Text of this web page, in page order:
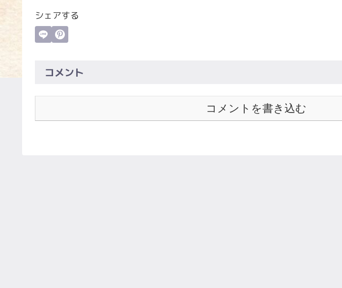
シェアする
コメント
コメントを書き込む